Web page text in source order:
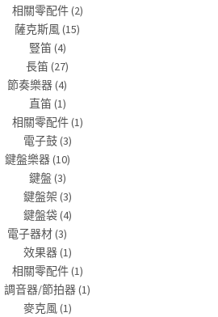
相關零配件(2)
薩克斯風(15)
豎笛 (4)
長笛 (27)
節奏樂器(4)
直笛 (1)
相關零配件(1)
電子鼓(3)
鍵盤樂器(10)
鍵盤(3)
鍵盤架 (3)
鍵盤袋(4)
電子器材(3)
效果器(1)
相關零配件(1)
調音器/節拍器(1)
麥克風(1)